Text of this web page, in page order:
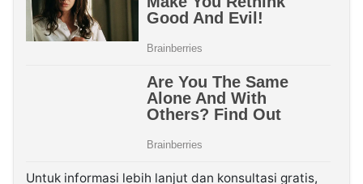
Untuk informasi lebih lanjut dan konsultasi gratis,